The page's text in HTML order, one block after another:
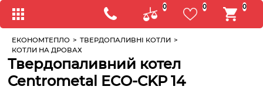
0 0 0
ЕКОНОМТЕПЛО > ТВЕРДОПАЛИВНІ КОТЛИ >
КОТЛИ НА ДРОВАХ
Твердопаливний котел
Centrometal ECO-CKP 14